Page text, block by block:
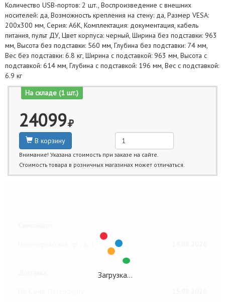
Количество USB-портов: 2 шт., Воспроизведение с внешних
носителей: да, Возможность крепления на стену: да, Размер VESA:
200х300 мм, Серия: A6K, Комплектация: документация, кабель
питания, пульт ДУ, Цвет корпуса: черный, Ширина без подставки: 963
мм, Высота без подставки: 560 мм, Глубина без подставки: 74 мм,
Вес без подставки: 6.8 кг, Ширина с подставкой: 963 мм, Высота с
подставкой: 614 мм, Глубина с подставкой: 196 мм, Вес с подставкой:
6.9 кг
На складе (1 шт.)
24099
В корзину
Внимание! Указана стоимость при заказе на сайте.
Стоимость товара в розничных магазинах может отличаться.
Загрузка…